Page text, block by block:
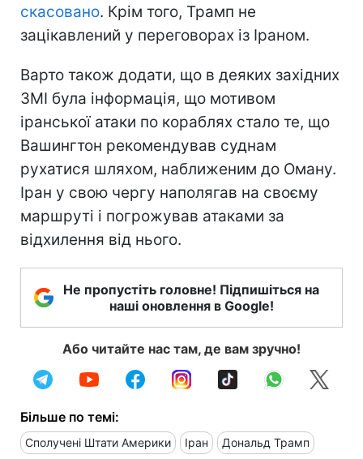
скасовано. Крім того, Трамп не
зацікавлений у переговорах із Іраном.
Варто також додати, що в деяких західних
ЗМІ була інформація, що мотивом
іранської атаки по кораблях стало те, що
Вашингтон рекомендував суднам
рухатися шляхом, наближеним до Оману.
Іран у свою чергу наполягав на своєму
маршруті і погрожував атаками за
відхилення від нього.
Не пропустіть головне! Підпишіться на
наші оновлення в Google!
Або читайте нас там, де вам зручно!
Більше по темі:
Сполучені Штати Америки Іран Дональд Трамп